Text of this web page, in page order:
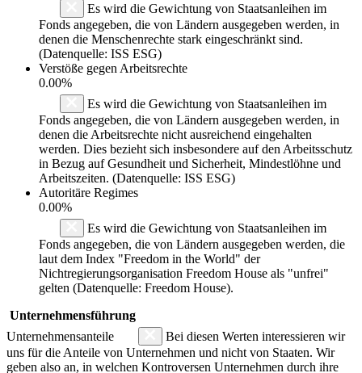
Es wird die Gewichtung von Staatsanleihen im
Fonds angegeben, die von Ländern ausgegeben werden, in
denen die Menschenrechte stark eingeschränkt sind.
(Datenquelle: ISS ESG)
Verstöße gegen Arbeitsrechte
0.00%
Es wird die Gewichtung von Staatsanleihen im
Fonds angegeben, die von Ländern ausgegeben werden, in
denen die Arbeitsrechte nicht ausreichend eingehalten
werden. Dies bezieht sich insbesondere auf den Arbeitsschutz
in Bezug auf Gesundheit und Sicherheit, Mindestlöhne und
Arbeitszeiten. (Datenquelle: ISS ESG)
Autoritäre Regimes
0.00%
Es wird die Gewichtung von Staatsanleihen im
Fonds angegeben, die von Ländern ausgegeben werden, die
laut dem Index "Freedom in the World" der
Nichtregierungsorganisation Freedom House als "unfrei"
gelten (Datenquelle: Freedom House).
Unternehmensführung
Unternehmensanteile
Bei diesen Werten interessieren wir
uns für die Anteile von Unternehmen und nicht von Staaten. Wir
geben also an, in welchen Kontroversen Unternehmen durch ihre